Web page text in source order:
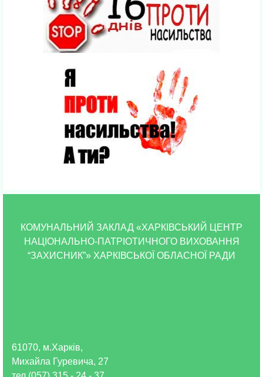
КОМУНАЛЬНИЙ ЗАКЛАД «ХАРКІВСЬКИЙ ЦЕНТР
НАЦІОНАЛЬНО-ПАТРІОТИЧНОГО ВИХОВАННЯ
“ЗАХИСНИК”» ХАРКІВСЬКОЇ ОБЛАСНОЇ РАДИ
61070, м.Харків,
Михайла Гуревича, 27